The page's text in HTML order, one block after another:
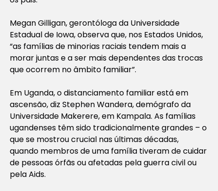
Megan Gilligan, gerontóloga da Universidade
Estadual de Iowa, observa que, nos Estados Unidos,
“as famílias de minorias raciais tendem mais a
morar juntas e a ser mais dependentes das trocas
que ocorrem no âmbito familiar”.
Em Uganda, o distanciamento familiar está em
ascensão, diz Stephen Wandera, demógrafo da
Universidade Makerere, em Kampala. As famílias
ugandenses têm sido tradicionalmente grandes – o
que se mostrou crucial nas últimas décadas,
quando membros de uma família tiveram de cuidar
de pessoas órfãs ou afetadas pela guerra civil ou
pela Aids.